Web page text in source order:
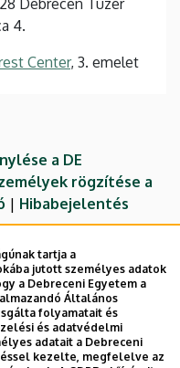
4.
Center, 3. emelet
a DE
rögzítése a
| Hibabejelentés
tartja a
jutott személyes adatok
a Debreceni Egyetem a
Általános
folyamatait és
és adatvédelmi
adatait a Debreceni
kezelte, megfelelve az